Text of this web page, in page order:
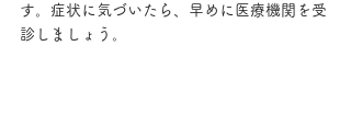
す。症状に気づいたら、早めに医療機関を受
診しましょう。